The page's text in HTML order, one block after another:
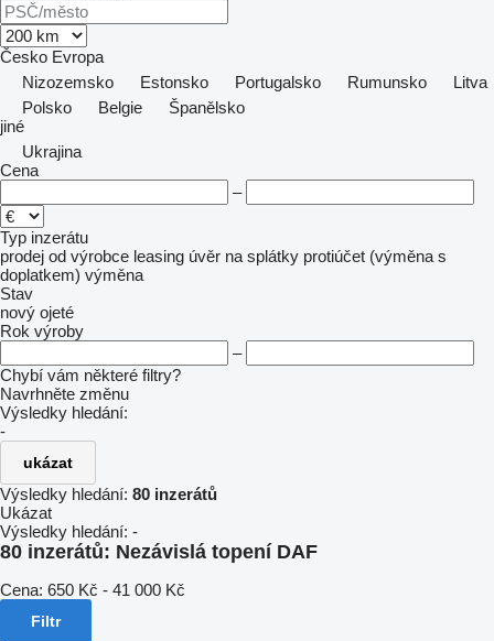
Česko Evropa
Nizozemsko
Estonsko Portugalsko Rumunsko
Litva
Polsko
Belgie
Španělsko
jiné
Ukrajina
Cena
–
Typ inzerátu
prodej od výrobce leasing úvěr na splátky protiúčet (výměna s
doplatkem) výměna
Stav
nový ojeté
Rok výroby
–
Chybí vám některé filtry?
Navrhněte změnu
Výsledky hledání:
-
ukázat
Výsledky hledání: 80 inzerátů
Ukázat
Výsledky hledání: -
80 inzerátů: Nezávislá topení DAF
Cena: 650 Kč - 41 000 Kč
Filtr